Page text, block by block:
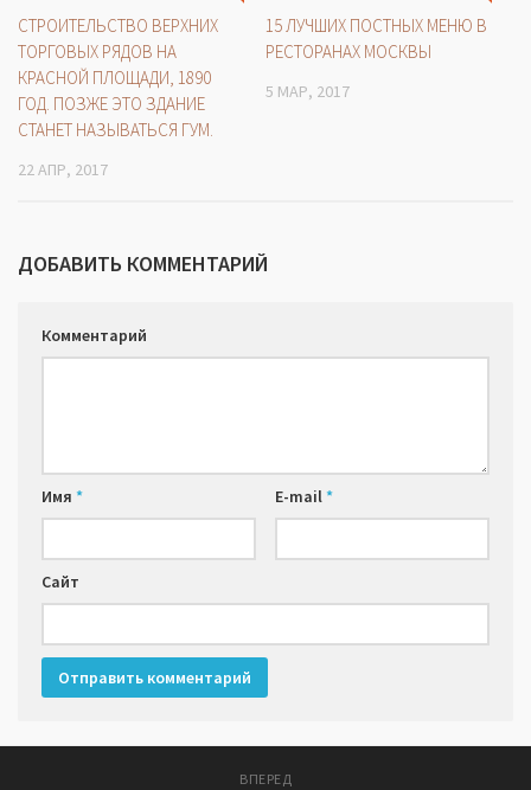
СТРОИТЕЛЬСТВО ВЕРХНИХ
ТОРГОВЫХ РЯДОВ НА
КРАСНОЙ ПЛОЩАДИ, 1890
ГОД. ПОЗЖЕ ЭТО ЗДАНИЕ
СТАНЕТ НАЗЫВАТЬСЯ ГУМ.
22 АПР, 2017
15 ЛУЧШИХ ПОСТНЫХ МЕНЮ В
РЕСТОРАНАХ МОСКВЫ
5 МАР, 2017
ДОБАВИТЬ КОММЕНТАРИЙ
Комментарий
Имя * E-mail*
Сайт
ВПЕРЕД